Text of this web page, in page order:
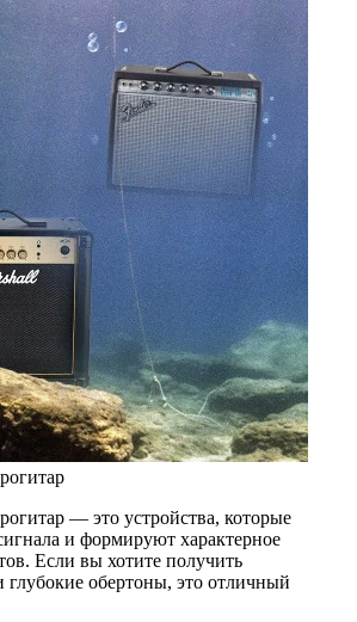
— это устройства, которые
и формируют характерное
Если вы хотите получить
обертоны, это отличный